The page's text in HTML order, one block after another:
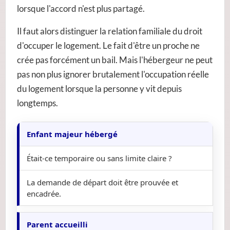
lorsque l'accord n'est plus partagé.
Il faut alors distinguer la relation familiale du droit
d'occuper le logement. Le fait d'être un proche ne
crée pas forcément un bail. Mais l'hébergeur ne peut
pas non plus ignorer brutalement l'occupation réelle
du logement lorsque la personne y vit depuis
longtemps.
Enfant majeur hébergé
Était-ce temporaire ou sans limite claire ?
La demande de départ doit être prouvée et
encadrée.
Parent accueilli